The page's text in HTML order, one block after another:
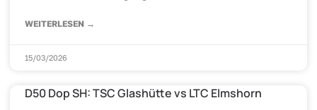
WEITERLESEN →
15/03/2026
D50 Dop SH: TSC Glashütte vs LTC Elmshorn